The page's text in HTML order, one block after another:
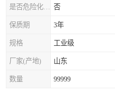
否
保质期 3年
规格 工业级
厂家(产地) 山东
数量 99999